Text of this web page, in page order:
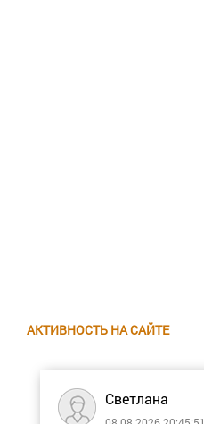
АКТИВНОСТЬ НА САЙТЕ
Светлана